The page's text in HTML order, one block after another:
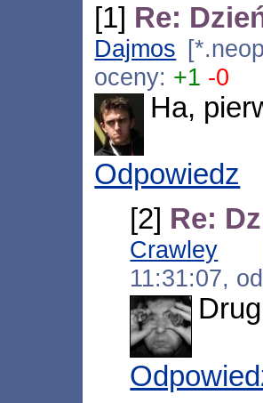
[1] Re:
Dajmos
oceny: +1 -0
Ha,
Odpowiedz
[2] Re:
Crawley
11:31:07,